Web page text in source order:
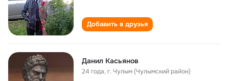
Добавить в друзья
Данил Касьянов
24 года,г. Чулым (Чулымский район)